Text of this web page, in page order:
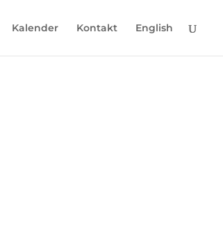
Kalender Kontakt English